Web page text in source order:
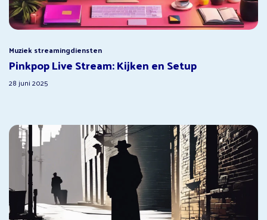
Muziek streamingdiensten
Pinkpop Live Stream: Kijken en Setup
28 juni 2025